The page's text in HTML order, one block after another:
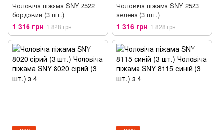
Чоловіча піжама SNY 2522
бордовий (3 шт.)
1 316 грн 1 828 грн
Чоловіча піжама SNY 2523
зелена (3 шт.)
1 316 грн 1 828 грн